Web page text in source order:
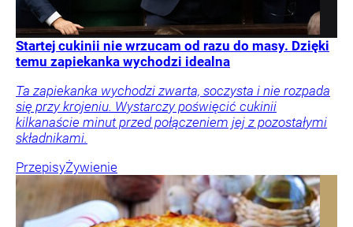
Startej cukinii nie wrzucam od razu do masy. Dzięki
temu zapiekanka wychodzi idealna
Ta zapiekanka wychodzi zwarta, soczysta i nie rozpada
się przy krojeniu. Wystarczy poświęcić cukinii
kilkanaście minut przed połączeniem jej z pozostałymi
składnikami.
PrzepisyŻywienie